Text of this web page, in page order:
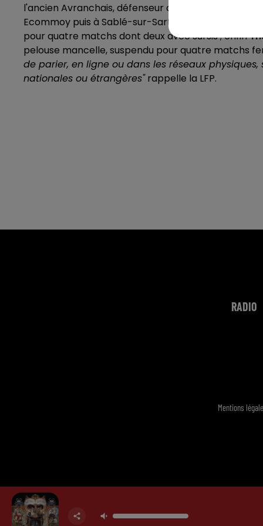
l'ancien Avranchais, défenseur central, suspendu
Ecommoy puis à Sablé-sur-Sarthe, actuel
pour quatre matchs dont deux avec sursis ; enfin
pelouse mancelle, suspendu pour quatre matchs
de parier, en ligne ou dans les réseaux
nationales ou étrangères"rappelle la LFP.
RADIO
Mentions